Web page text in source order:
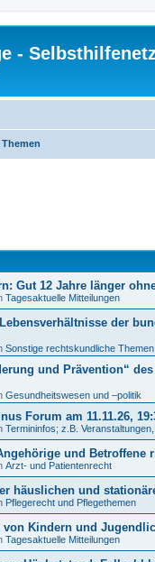
-
Gut 12 Jahre länger
Tagesaktuelle Mitteilungen
der
Sonstige rechtskundliche
und Prävention“
Gesundheitswesen und –politik
Forum am 11.11.26,
Termininfos; z.B.
und
Arzt- und Patientenrecht
häuslichen und
Pflegerecht und Pflegethemen
Kindern und
Tagesaktuelle Mitteilungen